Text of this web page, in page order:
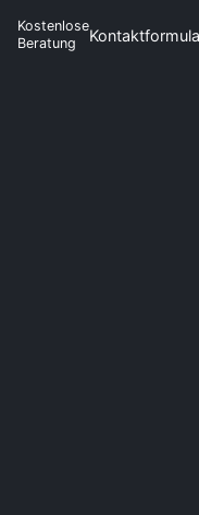
Kostenlose
Beratung